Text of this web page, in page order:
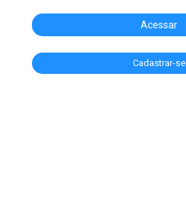
Acessar
Cadastrar-se